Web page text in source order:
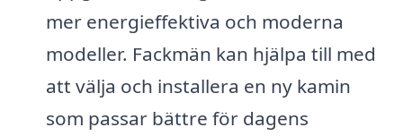
mer energieffektiva och moderna
modeller. Fackmän kan hjälpa till med
att välja och installera en ny kamin
som passar bättre för dagens